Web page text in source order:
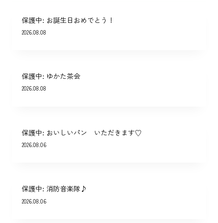
保護中: お誕生日おめでとう！
2026.08.08
保護中: ゆかた茶会
2026.08.08
保護中: おいしいパン いただきます♡
2026.08.06
保護中: 消防音楽隊♪
2026.08.06